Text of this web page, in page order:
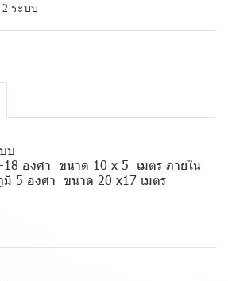
ระบบ
บ
องศา ขนาด 10 x 5 เมตร ภายใน
5 องศา ขนาด 20 x17 เมตร